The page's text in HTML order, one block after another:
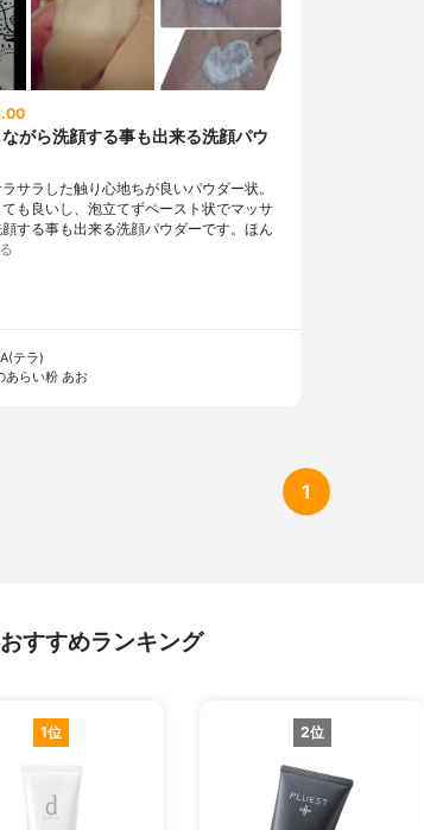
がら洗顔する事も出来る洗顔パウ
サラした触り心地ちが良いパウダー状。
も良いし、泡立てずペースト状でマッサ
する事も出来る洗顔パウダーです。ほん
テラ)
あらい粉 あお
1
すすめランキング
1位 2位